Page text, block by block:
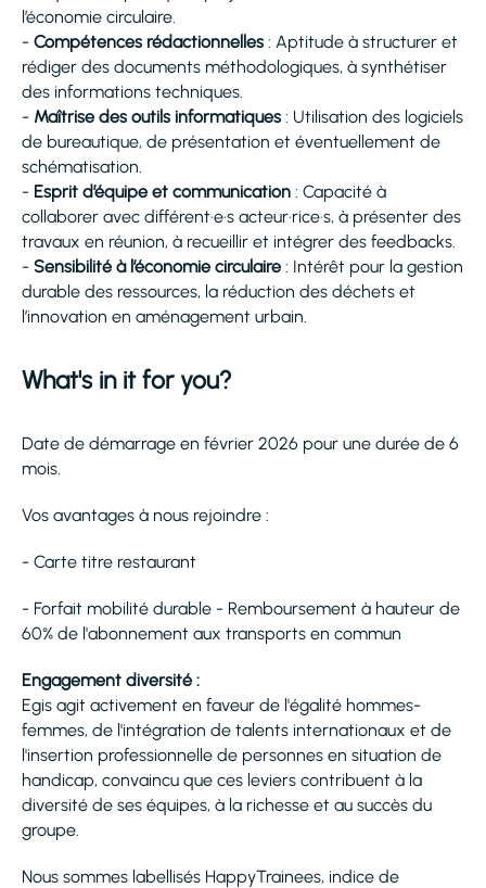
l’économie circulaire.
- Compétences rédactionnelles : Aptitude à structurer et
rédiger des documents méthodologiques, à synthétiser
des informations techniques.
- Maîtrise des outils informatiques : Utilisation des logiciels
de bureautique, de présentation et éventuellement de
schématisation.
- Esprit d’équipe et communication : Capacité à
collaborer avec différent·e·s acteur·rice·s, à présenter des
travaux en réunion, à recueillir et intégrer des feedbacks.
- Sensibilité à l’économie circulaire : Intérêt pour la gestion
durable des ressources, la réduction des déchets et
l’innovation en aménagement urbain.
What's in it for you?
Date de démarrage en février 2026 pour une durée de 6
mois.
Vos avantages à nous rejoindre :
- Carte titre restaurant
- Forfait mobilité durable - Remboursement à hauteur de
60% de l'abonnement aux transports en commun
Engagement diversité :
Egis agit activement en faveur de l'égalité hommes-
femmes, de l'intégration de talents internationaux et de
l'insertion professionnelle de personnes en situation de
handicap, convaincu que ces leviers contribuent à la
diversité de ses équipes, à la richesse et au succès du
groupe.
Nous sommes labellisés HappyTrainees, indice de